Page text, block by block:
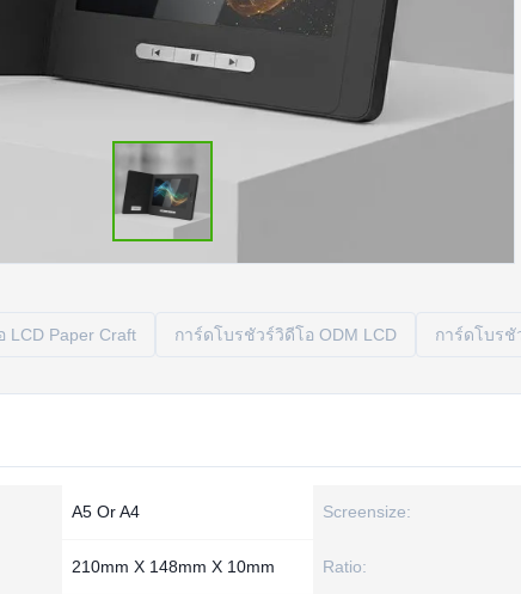
LCD Paper Craft การ์ดโบรชัวร์วิดีโอ ODM LCD การ์ดโบรชั
A5 Or A4 Screensize:
210mm X 148mm X 10mm Ratio: